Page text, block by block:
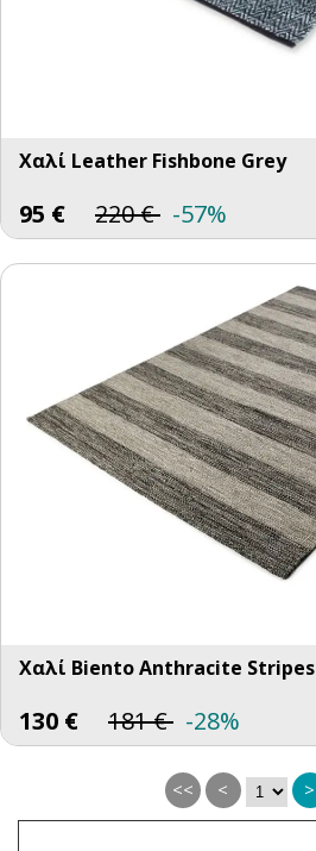
Χαλί Leather Fishbone Grey
95 € 220€ -57%
Χαλί Biento Anthracite Stripes
130 € 181€ -28%
<< < >